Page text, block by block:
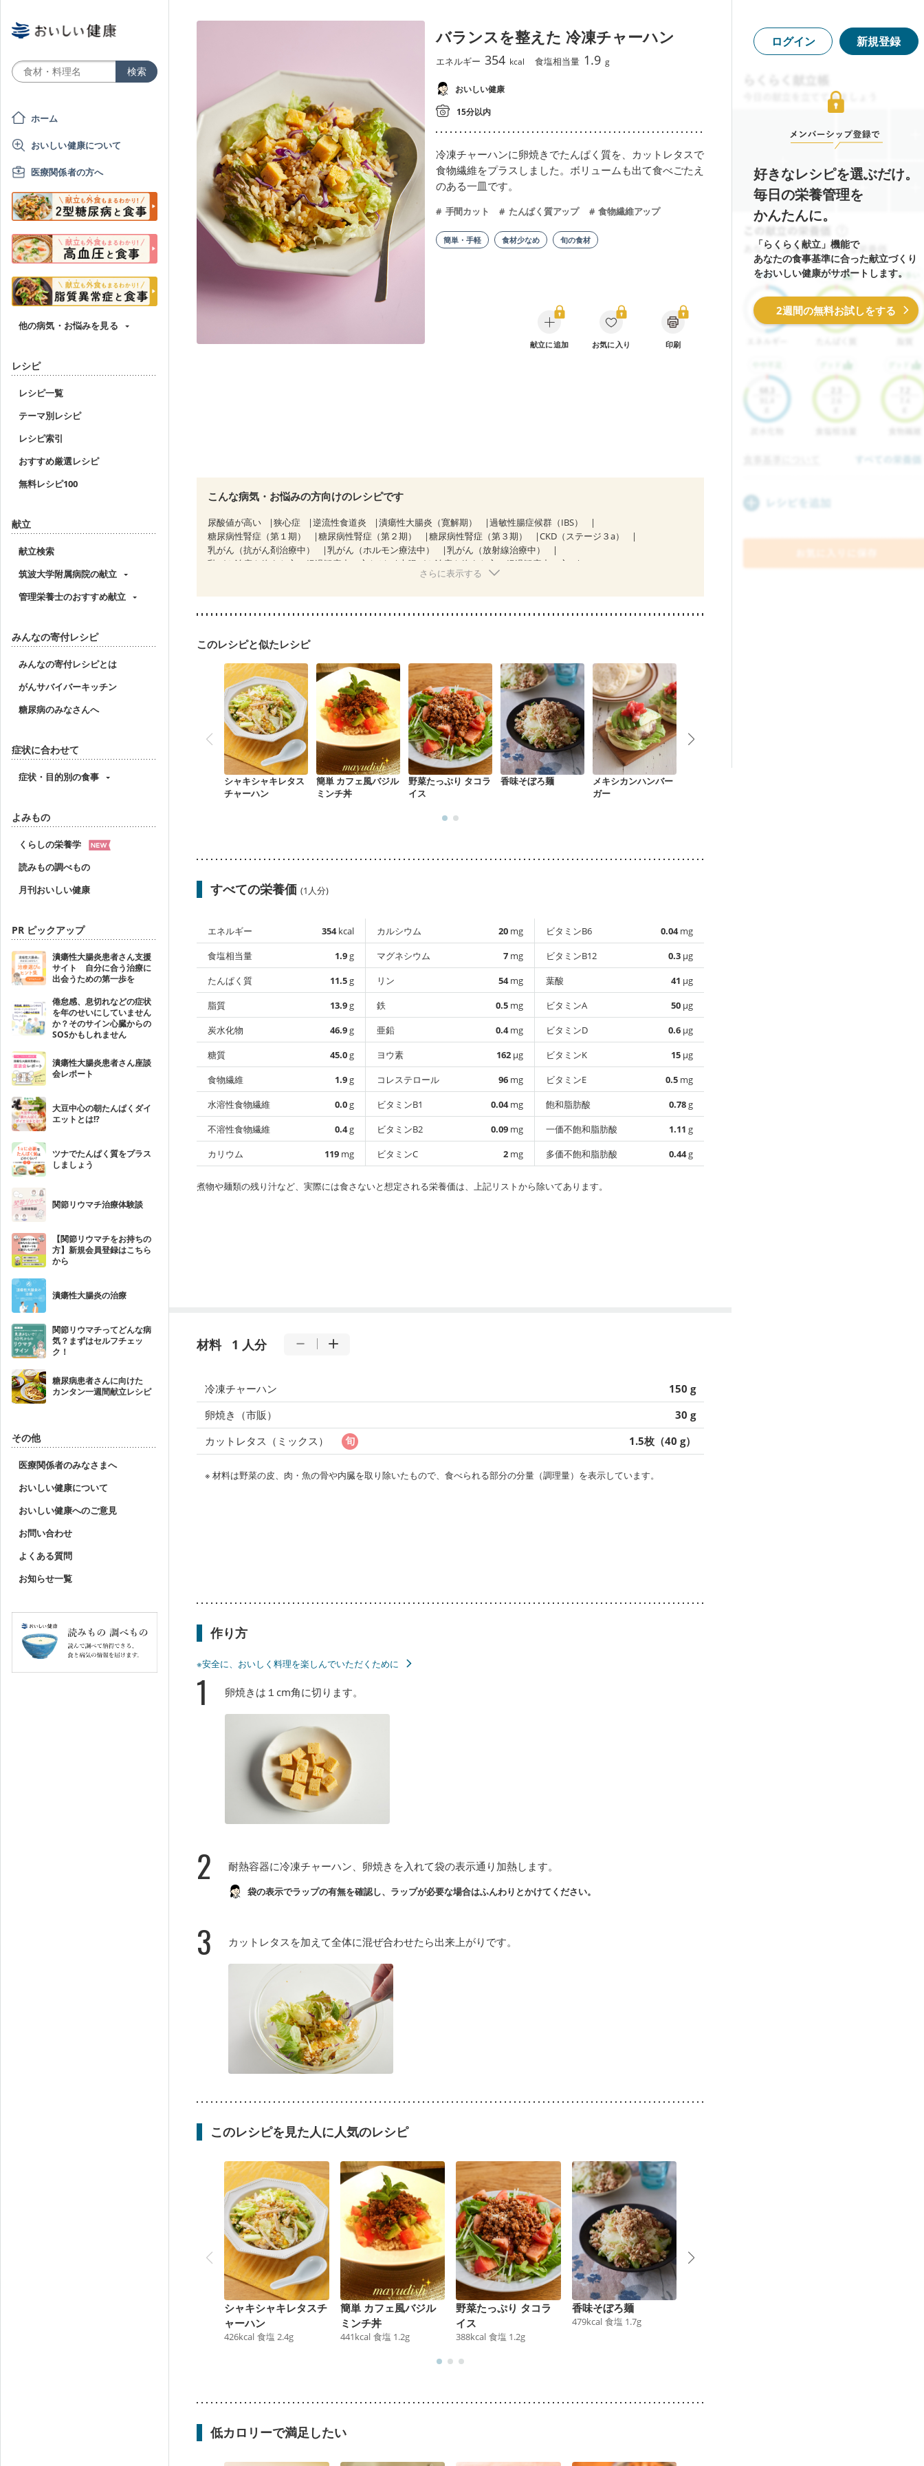
ホーム
おいしい健康について
医療関係者の方へ
他の病気・お悩みを見る
レシピ
レシピ一覧
テーマ別レシピ
レシピ索引
おすすめ厳選レシピ
無料レシピ100
献立
献立検索
筑波大学附属病院の献立
管理栄養士のおすすめ献立
みんなの寄付レシピ
みんなの寄付レシピとは
がんサバイバーキッチン
糖尿病のみなさんへ
症状に合わせて
症状・目的別の食事
よみもの
くらしの栄養学
読みもの調べもの
月刊おいしい健康
PR ピックアップ
潰瘍性大腸炎患者さん支援
サイト 自分に合う治療に
出会うための第一歩を
倦怠感、息切れなどの症状
を年のせいにしていません
か？そのサイン心臓からの
SOSかもしれません
潰瘍性大腸炎患者さん座談
会レポート
大豆中心の朝たんぱくダイ
エットとは!?
ツナでたんぱく質をプラス
しましょう
関節リウマチ治療体験談
【関節リウマチをお持ちの
方】新規会員登録はこちら
から
潰瘍性大腸炎の治療
関節リウマチってどんな病
気？まずはセルフチェッ
ク！
糖尿病患者さんに向けた
カンタン一週間献立レシピ
その他
医療関係者のみなさまへ
おいしい健康について
おいしい健康へのご意見
お問い合わせ
よくある質問
お知らせ一覧
バランスを整えた 冷凍チャーハン
エネルギー 354 kcal 食塩相当量 1.9 g
おいしい健康
15分以内
冷凍チャーハンに卵焼きでたんぱく質を、カットレタスで
食物繊維をプラスしました。ボリュームも出て食べごたえ
のある一皿です。
手間カット たんぱく質アップ 食物繊維アップ
簡単・手軽 食材少なめ 旬の食材
献立に追加 お気に入り 印刷
こんな病気・お悩みの方向けのレシピです
尿酸値が高い 狭心症 逆流性食道炎 潰瘍性大腸炎（寛解期）
過敏性腸症候群（IBS）
糖尿病性腎症（第１期）
糖尿病性腎症（第２期） 糖尿病性腎症（第３期）
CKD（ステージ３a）
乳がん（抗がん剤治療中）
乳がん（ホルモン療法中）
乳がん（放射線治療中）
乳がん治療を終えた方・経過観察中の方など
大腸がん治療を終えた方・経過観察中の方
大腸がん（放射線治療中） 飲み込みにくい
産後（ミルク）
骨折 骨粗しょう症 関節リウマチ フレイル（年齢に合わせた体作り）
低栄養予防
さらに表示する
このレシピと似たレシピ
シャキシャキレタス
チャーハン
簡単 カフェ風バジル
ミンチ丼
野菜たっぷり タコラ
イス
香味そぼろ麺
メキシカンハンバー
ガー
すべての栄養価 (1人分)
エネルギー 354kcal
食塩相当量
1.9g
たんぱく質
11.5g
脂質
13.9g
炭水化物
46.9g
糖質
45.0g
食物繊維
1.9g
水溶性食物繊維
0.0g
不溶性食物繊維
0.4g
カリウム
119 mg
カルシウム 20 mg
マグネシウム
7 mg
リン
54mg
鉄
0.5 mg
亜鉛
0.4mg
ヨウ素
162 µg
コレステロール
96 mg
ビタミンB1
0.04mg
ビタミンB2
0.09 mg
ビタミンC
2 mg
ビタミンB6 0.04mg
ビタミンB12
0.3 µg
葉酸
41 µg
ビタミンA
50 µg
ビタミンD
0.6 µg
ビタミンK
15 µg
ビタミンE
0.5 mg
飽和脂肪酸
0.78g
一価不飽和脂肪酸
1.11 g
多価不飽和脂肪酸
0.44g
煮物や麺類の残り汁など、実際には食さないと想定される栄養価は、上記リストから除いてあります。
材料 1 人分
冷凍チャーハン
150 g
卵焼き（市販）
30 g
カットレタス（ミックス）
1.5枚（40 g）
※ 材料は野菜の皮、肉・魚の骨や内臓を取り除いたもので、食べられる部分の分量（調理量）を表示しています。
作り方
※安全に、おいしく料理を楽しんでいただくために
1 卵焼きは１cm角に切ります。
2 耐熱容器に冷凍チャーハン、卵焼きを入れて袋の表示通り加熱します。
袋の表示でラップの有無を確認し、ラップが必要な場合はふんわりとかけてください。
3 カットレタスを加えて全体に混ぜ合わせたら出来上がりです。
このレシピを見た人に人気のレシピ
シャキシャキレタスチ
ャーハン
426kcal 食塩 2.4g
簡単 カフェ風バジル
ミンチ丼
441kcal 食塩 1.2g
野菜たっぷり タコラ
イス
388kcal 食塩 1.2g
香味そぼろ麺
479kcal 食塩 1.7g
低カロリーで満足したい
ログイン 新規登録
好きなレシピを選ぶだけ。
毎日の栄養管理を
かんたんに。
「らくらく献立」機能で
あなたの食事基準に合った献立づくり
をおいしい健康がサポートします。
2週間の無料お試しをする